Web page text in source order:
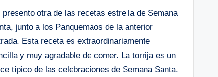
presento otra de las recetas estrella de Semana
junto a los Panquemaos de la anterior
Esta receta es extraordinariamente
y muy agradable de comer. La torrija es un
típico de las celebraciones de Semana Santa.